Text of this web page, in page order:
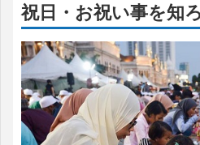
祝日・お祝い事を知